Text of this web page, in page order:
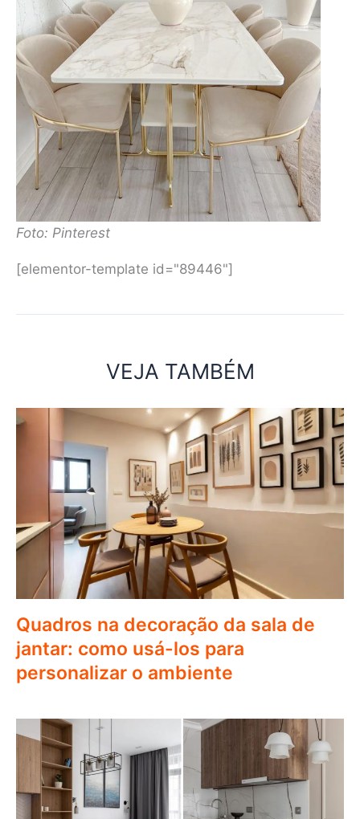
Foto: Pinterest
[elementor-template id="89446"]
VEJA TAMBÉM
Quadros na decoração da sala de
jantar: como usá-los para
personalizar o ambiente